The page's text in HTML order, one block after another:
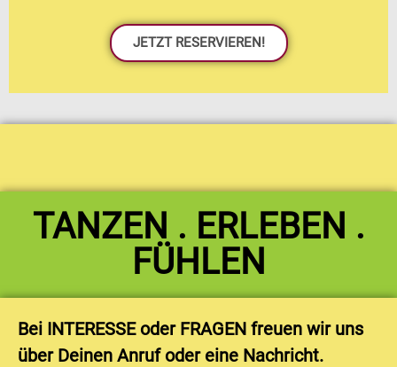
JETZT RESERVIEREN!
TANZEN . ERLEBEN .
FÜHLEN
Bei INTERESSE oder FRAGEN freuen wir uns
über Deinen Anruf oder eine Nachricht.